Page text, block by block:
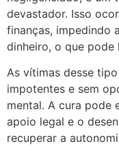
devastador. Isso
finanças, impedindo
dinheiro, o que pode
As vítimas desse
impotentes e sem
mental. A cura pode
apoio legal e o
recuperar a